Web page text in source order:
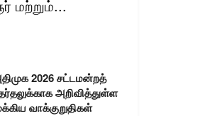
2026 சட்டமன்றத்
அறிவித்துள்ள
வாக்குறுதிகள்